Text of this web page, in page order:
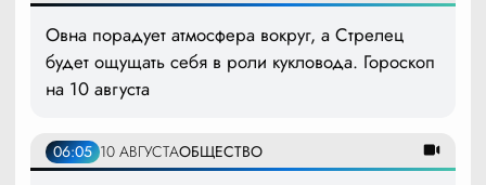
Овна порадует атмосфера вокруг, а Стрелец
будет ощущать себя в роли кукловода. Гороскоп
на 10 августа
06:05 10 АВГУСТАОБЩЕСТВО